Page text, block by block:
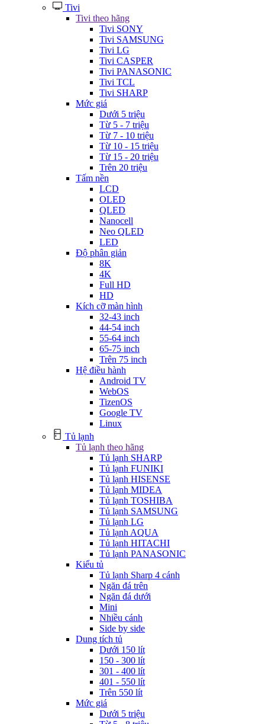
Tivi
Tivi theo hãng
Tivi SONY
Tivi SAMSUNG
Tivi LG
Tivi CASPER
Tivi PANASONIC
Tivi TCL
Tivi SHARP
Mức giá
Dưới 5 triệu
Từ 5 - 7 triệu
Từ 7 - 10 triệu
Từ 10 - 15 triệu
Từ 15 - 20 triệu
Trên 20 triệu
Tấm nền
LCD
OLED
QLED
Nanocell
Neo QLED
LED
Độ phân giản
8K
4K
Full HD
HD
Kích cỡ màn hình
32-43 inch
44-54 inch
55-64 inch
65-75 inch
Trên 75 inch
Hệ điều hành
Android TV
WebOS
TizenOS
Google TV
Linux
Tủ lạnh
Tủ lạnh theo hãng
Tủ lạnh SHARP
Tủ lạnh FUNIKI
Tủ lạnh HISENSE
Tủ lạnh MIDEA
Tủ lạnh TOSHIBA
Tủ lạnh SAMSUNG
Tủ lạnh LG
Tủ lạnh AQUA
Tủ lạnh HITACHI
Tủ lạnh PANASONIC
Kiểu tủ
Tủ lạnh Sharp 4 cánh
Ngăn đá trên
Ngăn đá dưới
Mini
Nhiều cánh
Side by side
Dung tích tủ
Dưới 150 lít
150 - 300 lít
301 - 400 lít
401 - 550 lít
Trên 550 lít
Mức giá
Dưới 5 triệu